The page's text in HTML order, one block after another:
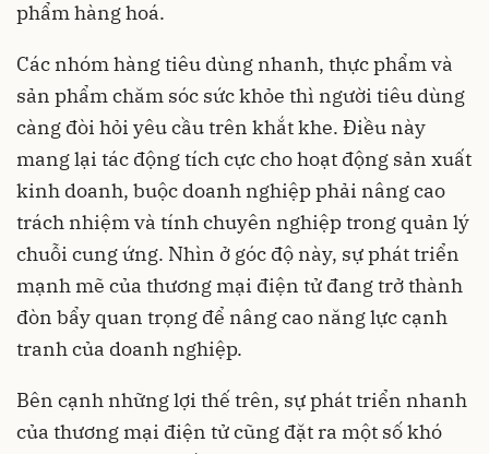
phẩm hàng hoá.
Các nhóm hàng tiêu dùng nhanh, thực phẩm và
sản phẩm chăm sóc sức khỏe thì người tiêu dùng
càng đòi hỏi yêu cầu trên khắt khe. Điều này
mang lại tác động tích cực cho hoạt động sản xuất
kinh doanh, buộc doanh nghiệp phải nâng cao
trách nhiệm và tính chuyên nghiệp trong quản lý
chuỗi cung ứng. Nhìn ở góc độ này, sự phát triển
mạnh mẽ của thương mại điện tử đang trở thành
đòn bẩy quan trọng để nâng cao năng lực cạnh
tranh của doanh nghiệp.
Bên cạnh những lợi thế trên, sự phát triển nhanh
của thương mại điện tử cũng đặt ra một số khó